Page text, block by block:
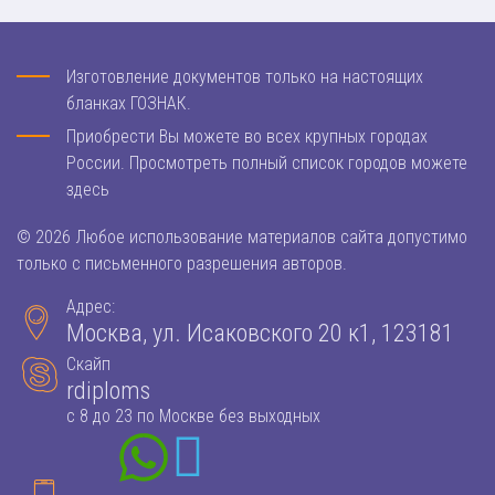
Изготовление документов только на настоящих
бланках ГОЗНАК.
Приобрести Вы можете во всех крупных городах
России. Просмотреть полный список городов можете
здесь
© 2026 Любое использование материалов сайта допустимо
только с письменного разрешения авторов.
Адрес:
Москва, ул. Исаковского 20 к1, 123181
Скайп
rdiploms
с 8 до 23 по Москве без выходных